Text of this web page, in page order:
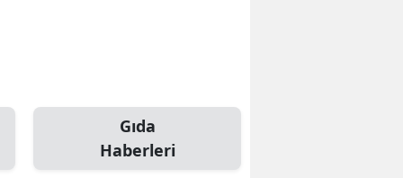
BoluGıda
Haberleri